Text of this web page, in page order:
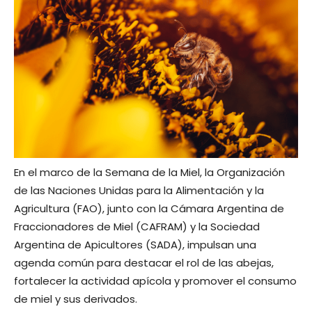
En el marco de la Semana de la Miel, la Organización
de las Naciones Unidas para la Alimentación y la
Agricultura (FAO), junto con la Cámara Argentina de
Fraccionadores de Miel (CAFRAM) y la Sociedad
Argentina de Apicultores (SADA), impulsan una
agenda común para destacar el rol de las abejas,
fortalecer la actividad apícola y promover el consumo
de miel y sus derivados.